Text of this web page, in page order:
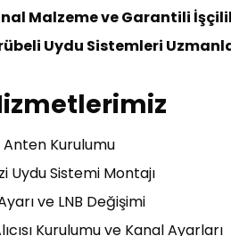
Malzeme ve Garantili
Uydu Sistemleri
Kurulumu
Uydu Sistemi Montajı
ve LNB Değişimi
Kurulumu ve Kanal Ayarları